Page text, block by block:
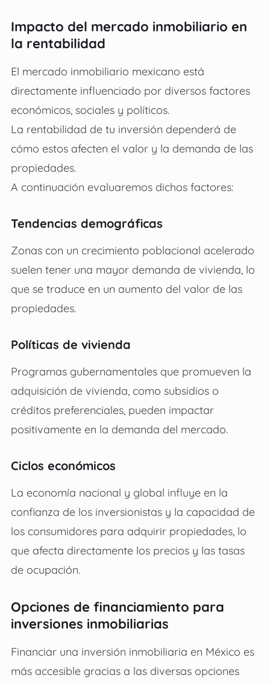
Impacto del mercado inmobiliario en
la rentabilidad
El mercado inmobiliario mexicano está
directamente influenciado por diversos factores
económicos, sociales y políticos.
La rentabilidad de tu inversión dependerá de
cómo estos afecten el valor y la demanda de las
propiedades.
A continuación evaluaremos dichos factores:
Tendencias demográficas
Zonas con un crecimiento poblacional acelerado
suelen tener una mayor demanda de vivienda, lo
que se traduce en un aumento del valor de las
propiedades.
Políticas de vivienda
Programas gubernamentales que promueven la
adquisición de vivienda, como subsidios o
créditos preferenciales, pueden impactar
positivamente en la demanda del mercado.
Ciclos económicos
La economía nacional y global influye en la
confianza de los inversionistas y la capacidad de
los consumidores para adquirir propiedades, lo
que afecta directamente los precios y las tasas
de ocupación.
Opciones de financiamiento para
inversiones inmobiliarias
Financiar una inversión inmobiliaria en México es
más accesible gracias a las diversas opciones